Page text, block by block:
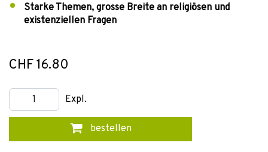
Starke Themen, grosse Breite an religiösen und
existenziellen Fragen
CHF 16.80
Expl.
bestellen